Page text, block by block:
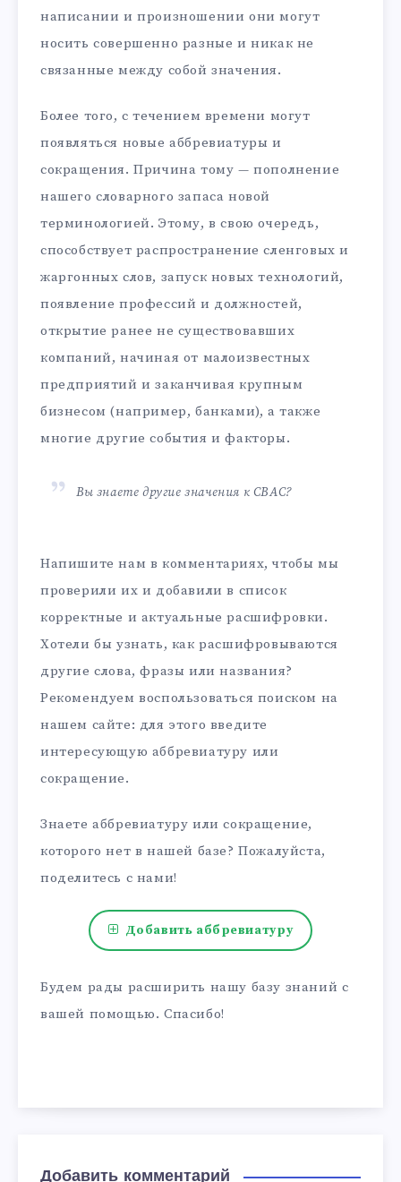
написании и произношении они могут
носить совершенно разные и никак не
связанные между собой значения.
Более того, с течением времени могут
появляться новые аббревиатуры и
сокращения. Причина тому — пополнение
нашего словарного запаса новой
терминологией. Этому, в свою очередь,
способствует распространение сленговых и
жаргонных слов, запуск новых технологий,
появление профессий и должностей,
открытие ранее не существовавших
компаний, начиная от малоизвестных
предприятий и заканчивая крупным
бизнесом (например, банками), а также
многие другие события и факторы.
Вы знаете другие значения к СВАС?
Напишите нам в комментариях, чтобы мы
проверили их и добавили в список
корректные и актуальные расшифровки.
Хотели бы узнать, как расшифровываются
другие слова, фразы или названия?
Рекомендуем воспользоваться поиском на
нашем сайте: для этого введите
интересующую аббревиатуру или
сокращение.
Знаете аббревиатуру или сокращение,
которого нет в нашей базе? Пожалуйста,
поделитесь с нами!
Добавить аббревиатуру
Будем рады расширить нашу базу знаний с
вашей помощью. Спасибо!
Добавить комментарий